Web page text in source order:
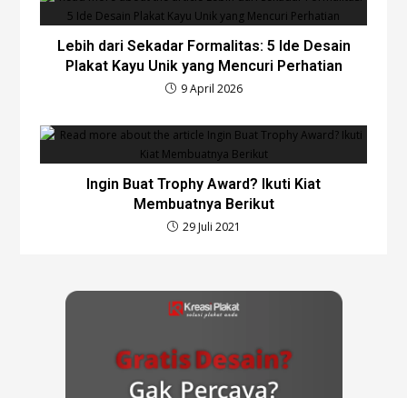
Lebih dari Sekadar Formalitas: 5 Ide Desain
Plakat Kayu Unik yang Mencuri Perhatian
9 April 2026
Ingin Buat Trophy Award? Ikuti Kiat
Membuatnya Berikut
29 Juli 2021